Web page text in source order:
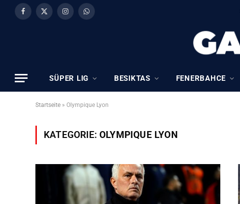
Facebook
X
InstagramWhatsApp
SÜPER LIG BESIKTAS FENERBAHCE
Startseite » Olympique Lyon
KATEGORIE:OLYMPIQUE LYON